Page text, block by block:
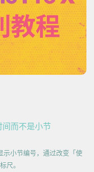
而不是小节
示小节编号，通过改变「使
尺。